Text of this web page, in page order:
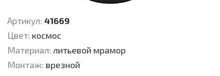
Артикул: 41669
Цвет: космос
Материал: литьевой мрамор
Монтаж: врезной